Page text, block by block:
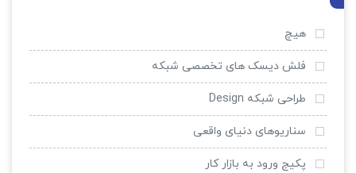
هیچ
فلش دیسک های تخصصی شبکه
طراحی شبکه Design
سناریوهای دنیای واقعی
پکیج ورود به بازار کار